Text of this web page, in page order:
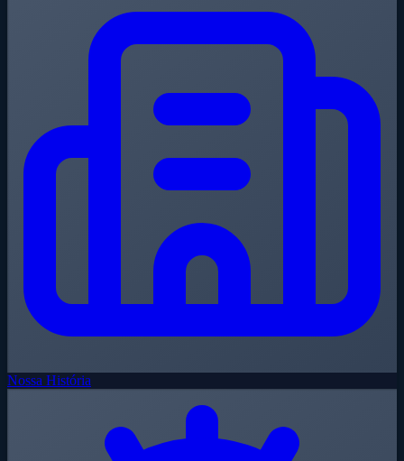
Nossa História